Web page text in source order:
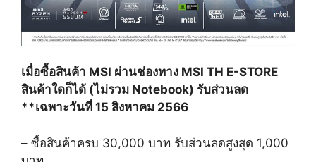
เมื่อซื้อสินค้า MSI ผ่านช่องทาง MSI TH E-STORE
สินค้าใดก็ได้ (ไม่รวม Notebook) รับส่วนลด
**เฉพาะวันที่ 15 สิงหาคม 2566
– ซื้อสินค้าครบ 30,000 บาท รับส่วนลดสูงสุด 1,000